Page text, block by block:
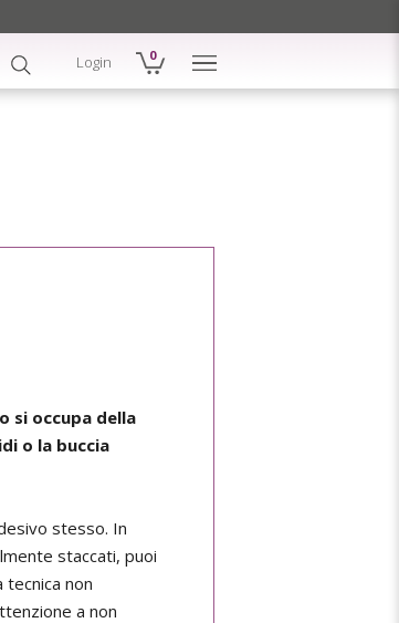
Login 0
si occupa della
o la buccia
stesso. In
staccati, puoi
non
a non